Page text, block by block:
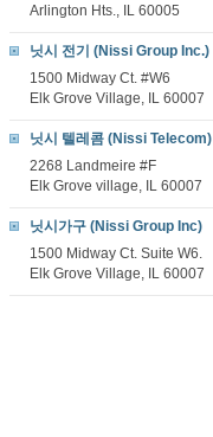
Arlington Hts., IL 60005
닛시 전기 (Nissi Group Inc.)
1500 Midway Ct. #W6
Elk Grove Village, IL 60007
닛시 텔레콤 (Nissi Telecom)
2268 Landmeire #F
Elk Grove village, IL 60007
닛시가구 (Nissi Group Inc)
1500 Midway Ct. Suite W6.
Elk Grove Village, IL 60007